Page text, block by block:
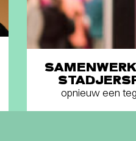
opnieuw een